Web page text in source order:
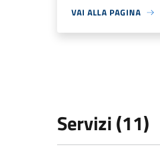
VAI ALLA PAGINA
Servizi (11)